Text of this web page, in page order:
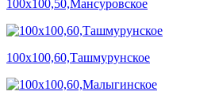
100х100,50,Мансуровское
100х100,60,Ташмурунское